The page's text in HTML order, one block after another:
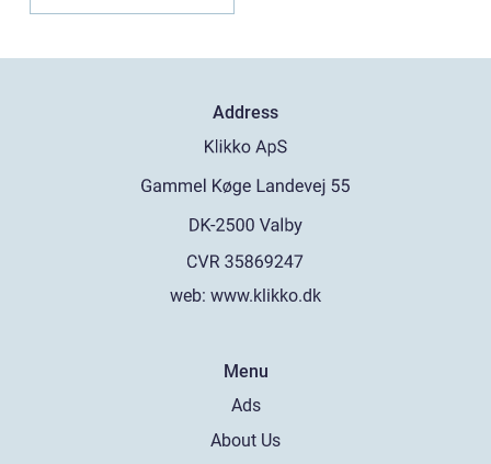
Address
web: www.klikko.dk
Menu
Ads
About Us